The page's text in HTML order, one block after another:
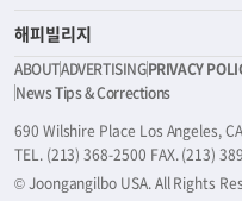
해피빌리지
ABOUTADVERTISINGPRIVACY
News Tips & Corrections
690 Wilshire Place Los Angeles,
TEL. (213) 368-2500 FAX. (213)
© Joongangilbo USA. All Rights